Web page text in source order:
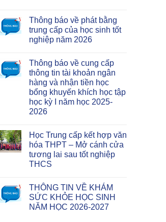
Thông báo về phát bằng
trung cấp của học sinh tốt
nghiệp năm 2026
Thông báo về cung cấp
thông tin tài khoản ngân
hàng và nhận tiền học
bổng khuyến khích học tập
học kỳ I năm học 2025-
2026
Học Trung cấp kết hợp văn
hóa THPT – Mở cánh cửa
tương lai sau tốt nghiệp
THCS
THÔNG TIN VỀ KHÁM
SỨC KHỎE HỌC SINH
NĂM HỌC 2026-2027